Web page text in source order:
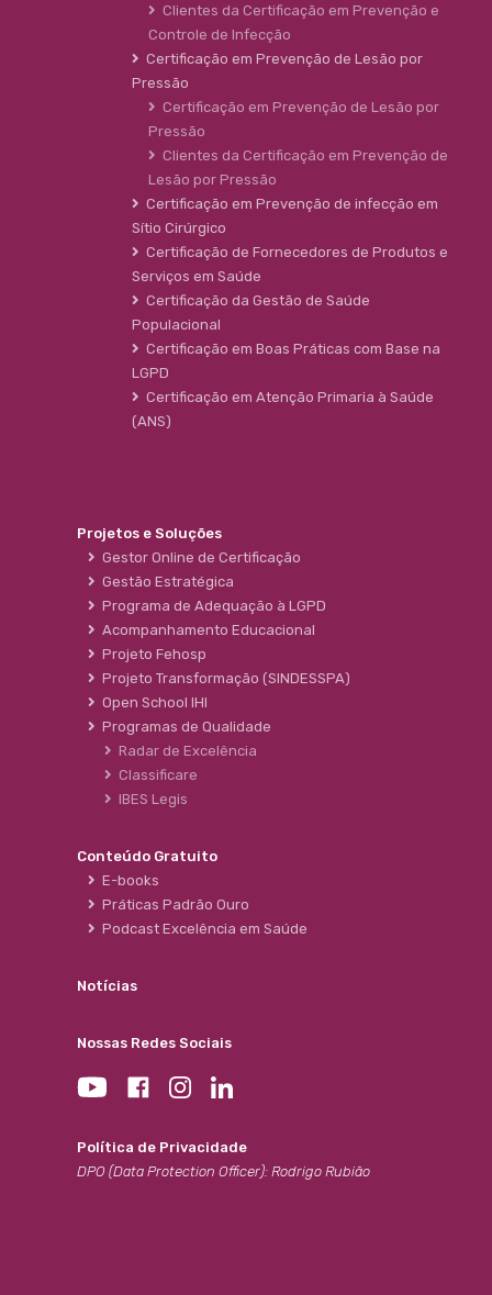
Clientes da Certificação em Prevenção e
Controle de Infecção
Certificação em Prevenção de Lesão por
Pressão
Certificação em Prevenção de Lesão por
Pressão
Clientes da Certificação em Prevenção de
Lesão por Pressão
Certificação em Prevenção de infecção em
Sítio Cirúrgico
Certificação de Fornecedores de Produtos e
Serviços em Saúde
Certificação da Gestão de Saúde
Populacional
Certificação em Boas Práticas com Base na
LGPD
Certificação em Atenção Primaria à Saúde
(ANS)
Projetos e Soluções
Gestor Online de Certificação
Gestão Estratégica
Programa de Adequação à LGPD
Acompanhamento Educacional
Projeto Fehosp
Projeto Transformação (SINDESSPA)
Open School IHI
Programas de Qualidade
Radar de Excelência
Classificare
IBES Legis
Conteúdo Gratuito
E-books
Práticas Padrão Ouro
Podcast Excelência em Saúde
Notícias
Nossas Redes Sociais
Política de Privacidade
DPO (Data Protection Officer): Rodrigo Rubião